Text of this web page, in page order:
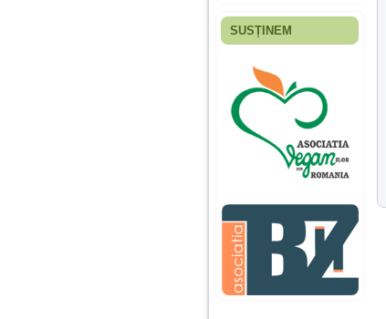
Fiica mea s-a nascut
ani, privind in urma
realizez cat de multe
greseli am facut in
educatia si cresterea
ei, am fost o mama
egoista, preocupata
de implinirea
profesionala, cand ea
era mica am neglijat-
agresiva, orice
greseala era taxata cu
o palma sau pedepse.
De 4 ani am o relatie
serioasa cu un barbat
SUSȚINEM